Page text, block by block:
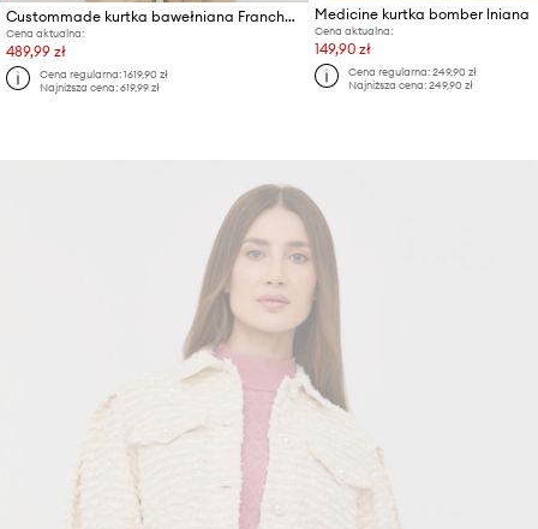
Custommade kurtka bawełniana Francheska
Cena aktualna:
489,99 zł
Cena regularna:1619,90 zł
Najniższa cena:619,99 zł
Medicine kurtka bomber lniana
Cena aktualna:
149,90 zł
Cena regularna:249,90 zł
Najniższa cena:249,90 zł